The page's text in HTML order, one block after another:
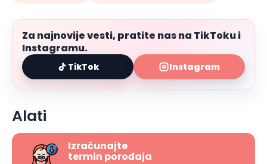
Za najnovije vesti, pratite nas na TikToku i
Instagramu.
TikTok Instagram
Alati
Izračunajte
termin porođaja